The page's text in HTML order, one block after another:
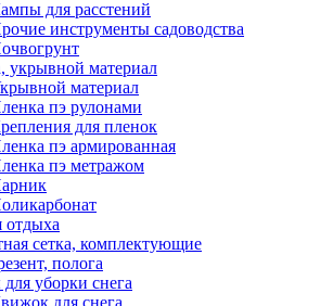
для расстений
инструменты садоводства
укрывной материал
материал
пэ рулонами
для пленок
пэ армированная
пэ метражом
отдыха
сетка, комплектующие
полога
уборки снега
для снега